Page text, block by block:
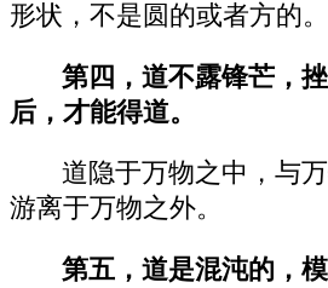
形状，不是圆的或者方的。
第四，道不露锋芒，
后，才能得道。
道隐于万物之中，与
游离于万物之外。
第五，道是混沌的，